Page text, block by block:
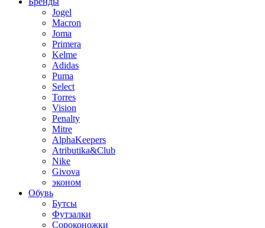
Jogel
Macron
Joma
Primera
Kelme
Adidas
Puma
Select
Torres
Vision
Penalty
Mitre
AlphaKeepers
Atributika&Club
Nike
Givova
эконом
Обувь
Бутсы
Футзалки
Сороконожки